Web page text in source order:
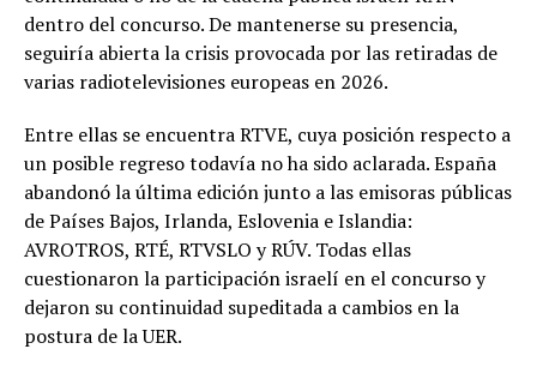
dentro del concurso. De mantenerse su presencia,
seguiría abierta la crisis provocada por las retiradas de
varias radiotelevisiones europeas en 2026.
Entre ellas se encuentra RTVE, cuya posición respecto a
un posible regreso todavía no ha sido aclarada. España
abandonó la última edición junto a las emisoras públicas
de Países Bajos, Irlanda, Eslovenia e Islandia:
AVROTROS, RTÉ, RTVSLO y RÚV. Todas ellas
cuestionaron la participación israelí en el concurso y
dejaron su continuidad supeditada a cambios en la
postura de la UER.